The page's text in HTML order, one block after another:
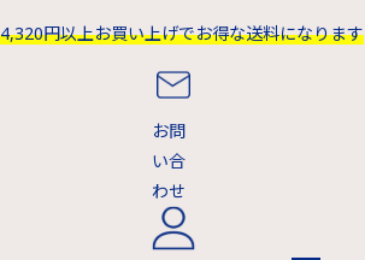
4,320円以上お買い上げでお得な送料になります
お問
い合
わせ